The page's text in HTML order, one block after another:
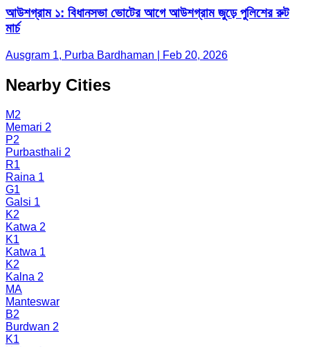
আউশগ্রাম ১: বিধানসভা ভোটের আগে আউশগ্রাম জুড়ে পুলিশের রুট
মার্চ
Ausgram 1, Purba Bardhaman | Feb 20, 2026
Nearby Cities
M2
Memari 2
P2
Purbasthali 2
R1
Raina 1
G1
Galsi 1
K2
Katwa 2
K1
Katwa 1
K2
Kalna 2
MA
Manteswar
B2
Burdwan 2
K1